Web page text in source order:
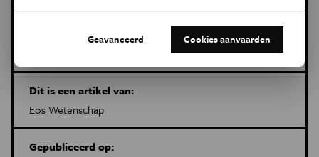
Meer over de volgende onderwerpen:
Dit is een artikel van:
Eos Wetenschap
Gepubliceerd op:
Geavanceerd Cookies aanvaarden